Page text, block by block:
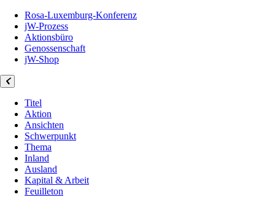
Rosa-Luxemburg-Konferenz
jW-Prozess
Aktionsbüro
Genossenschaft
jW-Shop
Titel
Aktion
Ansichten
Schwerpunkt
Thema
Inland
Ausland
Kapital & Arbeit
Feuilleton